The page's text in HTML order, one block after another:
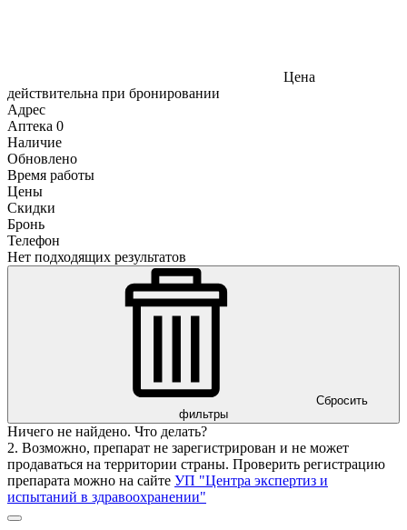
Цена
действительна при бронировании
Адрес
Аптека 0
Наличие
Обновлено
Время работы
Цены
Скидки
Бронь
Телефон
Нет подходящих результатов
Сбросить
фильтры
Ничего не найдено. Что делать?
2. Возможно, препарат не зарегистрирован и не может
продаваться на территории страны. Проверить регистрацию
препарата можно на сайте УП "Центра экспертиз и
испытаний в здравоохранении"